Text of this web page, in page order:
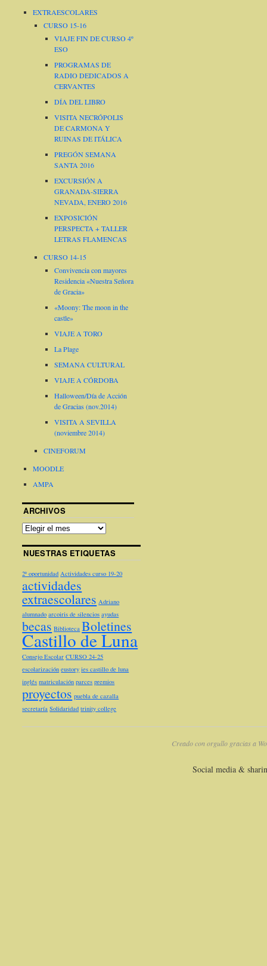
EXTRAESCOLARES
CURSO 15-16
VIAJE FIN DE CURSO 4º
ESO
PROGRAMAS DE
RADIO DEDICADOS A
CERVANTES
DÍA DEL LIBRO
VISITA NECRÓPOLIS
DE CARMONA Y
RUINAS DE ITÁLICA
PREGÓN SEMANA
SANTA 2016
EXCURSIÓN A
GRANADA-SIERRA
NEVADA, ENERO 2016
EXPOSICIÓN
PERSPECTA + TALLER
LETRAS FLAMENCAS
CURSO 14-15
Convivencia con mayores
Residencia «Nuestra Señora
de Gracia»
«Moony: The moon in the
castle»
VIAJE A TORO
La Plage
SEMANA CULTURAL
VIAJE A CÓRDOBA
Halloween/Día de Acción
de Gracias (nov.2014)
VISITA A SEVILLA
(noviembre 2014)
CINEFORUM
MOODLE
AMPA
ARCHIVOS
NUESTRAS ETIQUETAS
2ª oportunidad Actividades curso 19-20
actividades
extraescolares Adriano
alumnado arcoiris de silencios ayudas
becas Biblioteca Boletines
Castillo de Luna
Consejo Escolar CURSO 24-25
escolarización eustory ies castillo de luna
inglés matriculación parces premios
proyectos puebla de cazalla
secretaría Solidaridad trinity college
Creado con orgullo gracias a
Social media &